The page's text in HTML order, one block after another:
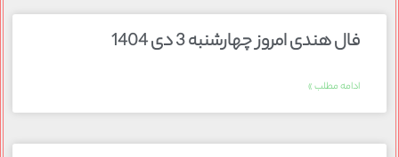
فال هندی امروز چهارشنبه 3 دی 1404
ادامه مطلب »